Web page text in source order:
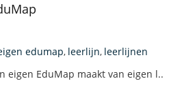
edumap, leerlijn, leerlijnen
eigen EduMap maakt van eigen l..